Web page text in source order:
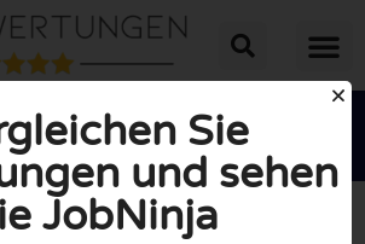
Sie
und sehen
JobNinja